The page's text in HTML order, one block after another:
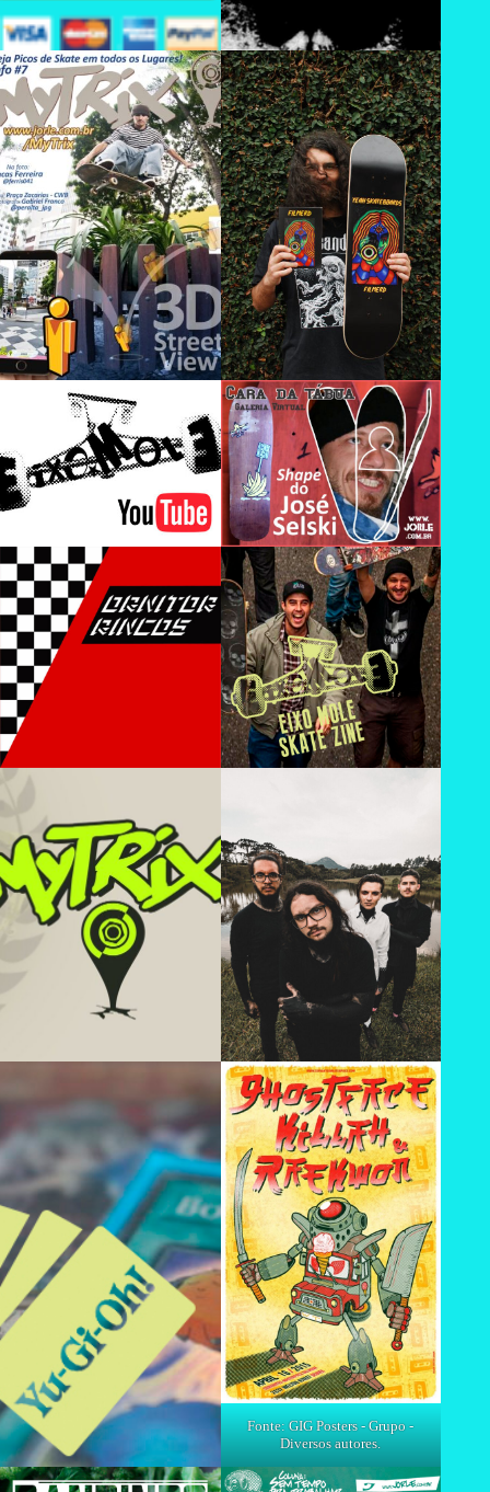
Fonte: GIG Posters - Grupo -
Diversos autores.